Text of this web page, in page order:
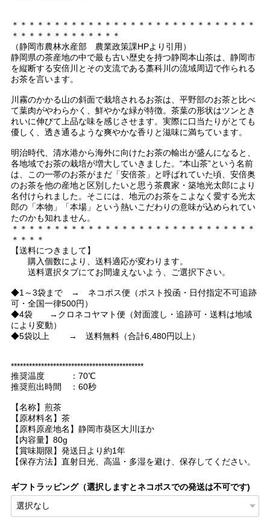
＊＊＊＊＊＊＊＊＊＊＊＊＊＊＊＊＊＊＊＊＊＊＊＊＊＊＊＊＊
＊＊＊＊＊＊＊＊＊＊＊＊＊
（静岡市農林水産部 農業政策課HPより引用）
静岡県の茶産地の中で最も古い歴史を持つ静岡本山茶は、静岡市
を縦断する安倍川とその支流である藁科川の流域周辺で作られる
お茶を言います。
川霧のかかる山の斜面で栽培されるお茶は、平野部のお茶と比べ
て葉肉がやわらかく、鮮やかな緑が特徴。茶葉の形状はツンとき
れいに伸びて上品な味を感じさせます。実際に口当たりがとても
優しく、透き通るような爽やかな香りと滋味に満ちています。
明治時代、清水港から海外に向けたお茶の輸出が盛んになると、
各地域でお茶の栽培が増大していきました。“本山茶”という名前
は、この一帯のお茶がまだ「安倍茶」と呼ばれていた頃、安倍奥
のお茶を他の産地と区別したいと思う茶農家・築地光太郎により
名付けられました。そこには、地元のお茶をこよなく愛する光太
郎の「本物」「本場」という熱いこだわりの意味が込められてい
たのかも知れません。
＊＊＊＊＊＊＊＊＊＊＊＊＊＊＊＊＊＊＊＊＊＊＊＊＊＊＊＊＊
＊＊＊＊
【送料につきまして】
購入個数により、送料適応が変わります。
送料選択タブにてお間違えないよう、ご選択下さい。
◆1～3袋まで → ネコポス便（ポスト投函・日付指定不可追跡
可・全国一律500円）
◆4袋 →クロネコヤマト便（対面渡し・追跡可・送料は地域
により変動）
◆5袋以上 → 送料無料（合計6,480円以上）
********************************************
推奨温度 ：70℃
推奨煎出時間 ：60秒
【名称】煎茶
【原材料名】茶
【原料原産地名】静岡市葵区大川ほか
【内容量】80g
【賞味期限】発送日より約1年
【保存方法】直射日光、高温・多湿を避け、保存してください。
ギフトラッピング（選択しますとネコポスでの発送は不可です)